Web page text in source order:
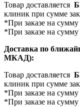
Товар доставляется
клиник при сумме
*При заказе на сумму
*При заказе на сумму
Доставка по
МКАД):
Товар доставляется
клиник при сумме
*При заказе на сумму
*При заказе на сумму